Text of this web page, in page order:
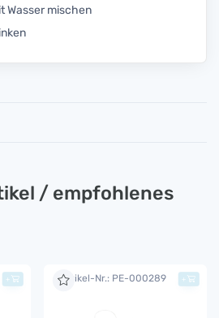
Wasser mischen
/ empfohlenes
+ Artikel-Nr.: PE-000289 +